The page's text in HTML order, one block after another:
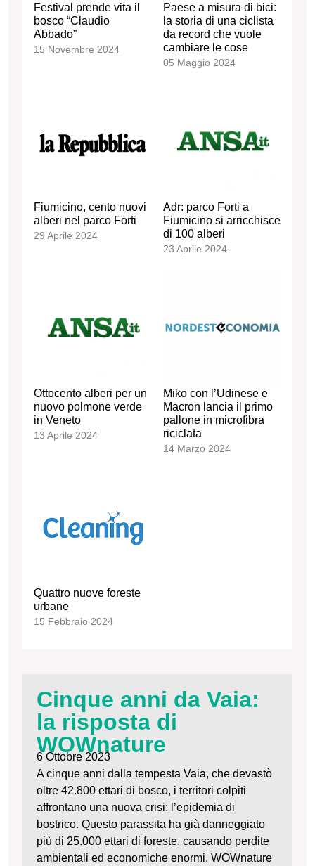
Festival prende vita il
bosco “Claudio
Abbado”
15 Novembre 2024
Paese a misura di bici:
la storia di una ciclista
da record che vuole
cambiare le cose
05 Maggio 2024
Fiumicino, cento nuovi
alberi nel parco Forti
29 Aprile 2024
Adr: parco Forti a
Fiumicino si arricchisce
di 100 alberi
23 Aprile 2024
Ottocento alberi per un
nuovo polmone verde
in Veneto
13 Aprile 2024
Miko con l’Udinese e
Macron lancia il primo
pallone in microfibra
riciclata
14 Marzo 2024
Quattro nuove foreste
urbane
15 Febbraio 2024
Cinque anni da Vaia:
la risposta di
WOWnature
6 Ottobre 2023
A cinque anni dalla tempesta Vaia, che devastò
oltre 42.800 ettari di bosco, i territori colpiti
affrontano una nuova crisi: l’epidemia di
bostrico. Questo parassita ha già danneggiato
più di 25.000 ettari di foreste, causando perdite
ambientali ed economiche enormi. WOWnature